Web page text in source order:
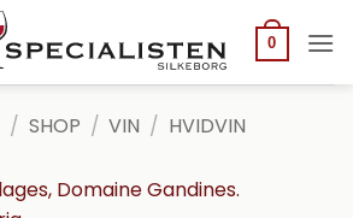
0
/ SHOP / VIN / HVIDVIN